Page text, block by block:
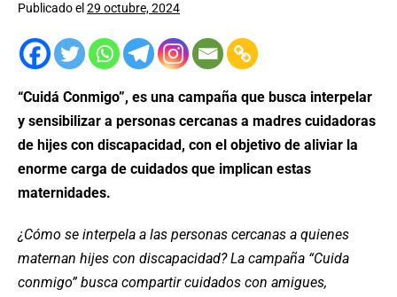
Publicado el 29 octubre, 2024
“Cuidá Conmigo”, es una campaña que busca interpelar
y sensibilizar a personas cercanas a madres cuidadoras
de hijes con discapacidad, con el objetivo de aliviar la
enorme carga de cuidados que implican estas
maternidades.
¿Cómo se interpela a las personas cercanas a quienes
maternan hijes con discapacidad? La campaña “Cuida
conmigo” busca compartir cuidados con amigues,